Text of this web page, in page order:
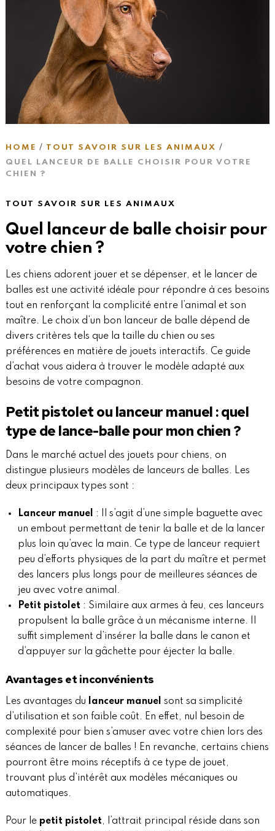
HOME
TOUT SAVOIR SUR LES ANIMAUX
QUEL LANCEUR DE BALLE CHOISIR POUR VOTRE
CHIEN ?
TOUT SAVOIR SUR LES ANIMAUX
Quel lanceur de balle choisir pour
votre chien ?
Les chiens adorent jouer et se dépenser, et le lancer de
balles est une activité idéale pour répondre à ces besoins
tout en renforçant la complicité entre l’animal et son
maître. Le choix d’un bon lanceur de balle dépend de
divers critères tels que la taille du chien ou ses
préférences en matière de jouets interactifs. Ce guide
d’achat vous aidera à trouver le modèle adapté aux
besoins de votre compagnon.
Petit pistolet ou lanceur manuel : quel
type de lance-balle pour mon chien ?
Dans le marché actuel des jouets pour chiens, on
distingue plusieurs modèles de lanceurs de balles. Les
deux principaux types sont :
Lanceur manuel
: Il s’agit d’une simple baguette avec
un embout permettant de tenir la balle et de la lancer
plus loin qu’avec la main. Ce type de lanceur requiert
peu d’efforts physiques de la part du maître et permet
des lancers plus longs pour de meilleures séances de
jeu avec votre animal.
Petit pistolet : Similaire aux armes à feu, ces lanceurs
propulsent la balle grâce à un mécanisme interne. Il
suffit simplement d’insérer la balle dans le canon et
d’appuyer sur la gâchette pour éjecter la balle.
Avantages et inconvénients
Les avantages du lanceur manuel sont sa simplicité
d’utilisation et son faible coût. En effet, nul besoin de
complexité pour bien s’amuser avec votre chien lors des
séances de lancer de balles ! En revanche, certains chiens
pourront être moins réceptifs à ce type de jouet,
trouvant plus d’intérêt aux modèles mécaniques ou
automatiques.
Pour lepetit pistolet, l’attrait principal réside dans son